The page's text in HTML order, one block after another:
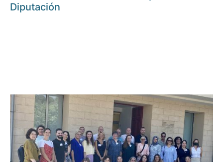
Diputación